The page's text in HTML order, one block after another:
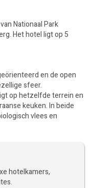
Nationaal Park
Het hotel ligt op 5
en de open
sfeer.
op hetzelfde terrein en
keuken. In beide
vlees en
hotelkamers,